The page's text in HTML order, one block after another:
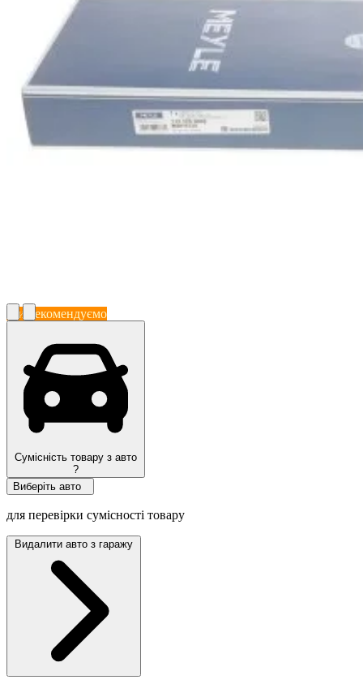
Ми рекомендуємо
Сумісність товару з авто
?
Виберіть авто
для перевірки сумісності товару
Видалити авто з гаражу